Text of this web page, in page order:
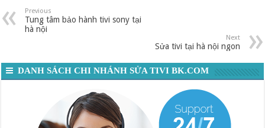
Previous
Tung tâm bảo hành tivi sony tại
hà nội
Next
Sửa tivi tại hà nội ngon
DANH SÁCH CHI NHÁNH SỬA TIVI BK.COM